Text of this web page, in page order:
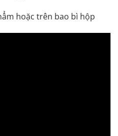
hoặc trên bao bì hộp